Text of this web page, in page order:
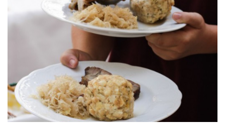
©eNu